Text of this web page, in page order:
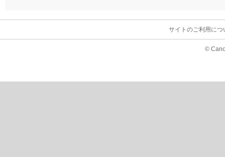
サイトのご利用につ
©